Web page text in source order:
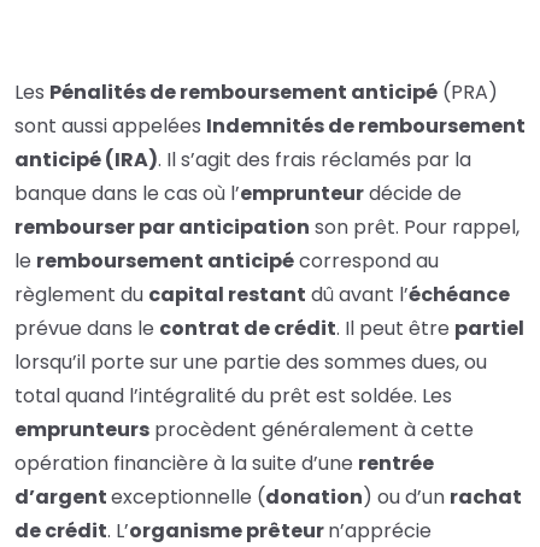
Les Pénalités de remboursement anticipé (PRA)
sont aussi appelées Indemnités de remboursement
anticipé (IRA). Il s’agit des frais réclamés par la
banque dans le cas où l’emprunteurdécide de
rembourser par anticipation son prêt. Pour rappel,
le remboursement anticipécorrespond au
règlement du capital restant dû avant l’échéance
prévue dans le contrat de crédit. Il peut être partiel
lorsqu’il porte sur une partie des sommes dues, ou
total quand l’intégralité du prêt est soldée. Les
emprunteurs procèdent généralement à cette
opération financière à la suite d’une rentrée
d’argentexceptionnelle (donation) ou d’un rachat
de crédit. L’organisme prêteurn’apprécie